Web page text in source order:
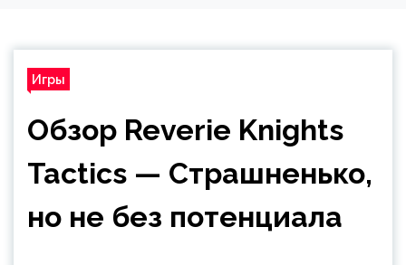
Игры
Обзор Reverie Knights
Tactics — Страшненько,
но не без потенциала